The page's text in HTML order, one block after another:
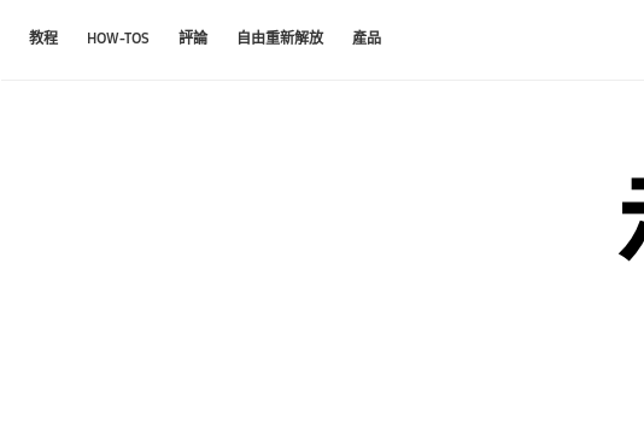
教程 HOW-TOS 評論 自由重新解放 產品